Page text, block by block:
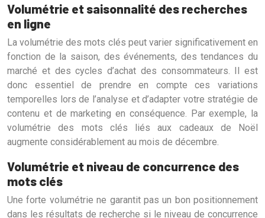
Volumétrie et saisonnalité des recherches
en ligne
La volumétrie des mots clés peut varier significativement en
fonction de la saison, des événements, des tendances du
marché et des cycles d’achat des consommateurs. Il est
donc essentiel de prendre en compte ces variations
temporelles lors de l’analyse et d’adapter votre stratégie de
contenu et de marketing en conséquence. Par exemple, la
volumétrie des mots clés liés aux cadeaux de Noël
augmente considérablement au mois de décembre.
Volumétrie et niveau de concurrence des
mots clés
Une forte volumétrie ne garantit pas un bon positionnement
dans les résultats de recherche si le niveau de concurrence